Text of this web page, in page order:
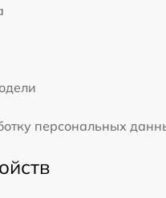
персональных